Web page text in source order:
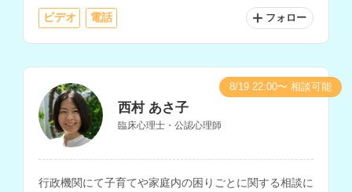
ビデオ 電話 フォロー
西村 あさ子
臨床心理士・公認心理師
行政機関にて子育てや家庭内の困りごとに関する相談に
8/19 22:00〜 相談可能